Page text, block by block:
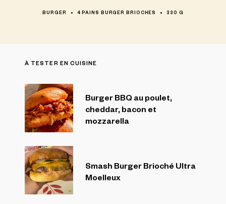
BURGER 4 PAINS BURGER BRIOCHES 330 G
À TESTER EN CUISINE
Burger BBQ au poulet,
cheddar, bacon et
mozzarella
Smash Burger Brioché Ultra
Moelleux